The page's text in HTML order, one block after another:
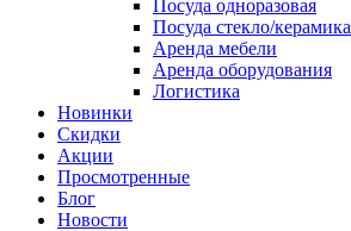
Посуда одноразовая
Посуда стекло/керамика
Аренда мебели
Аренда оборудования
Логистика
Новинки
Скидки
Акции
Просмотренные
Блог
Новости